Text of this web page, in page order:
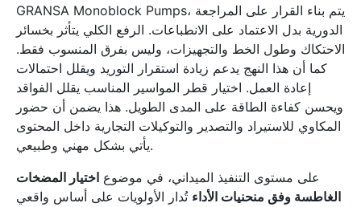
GRANSA Monoblock Pumps، يتم بناء القرار على المراجعة
الدورية بدل الاعتماد على الانطباعات. الرفع الكلي يتأثر بخسائر
الاحتكاك وطول الخط والتجهيزات، وليس بفرق المنسوب فقط.
كما أن هذا النهج يدعم زيادة استقرار التوريد ويقلل احتمالات
إعادة العمل. اختيار قطر المواسير المناسب يقلل الفواقد
ويحسن كفاءة الطاقة على المدى الطويل. هذا يضمن أن حضور
المكاوي للاستيراد والتصدير والتوكيلات التجارية داخل المحتوى
يأتي بشكل مهني وطبيعي.
على مستوى التنفيذ الميداني، في موضوع اختيار المضخات
الغاطسة وفق منحنيات الأداء تُدار الأولويات على أساس واقعي